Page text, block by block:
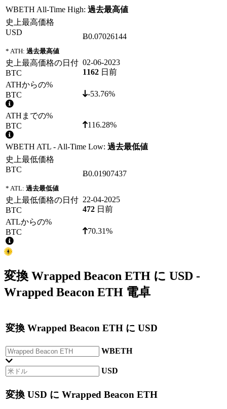
WBETH All-Time High: 過去最高値
史上最高価格
USD
* ATH: 過去最高値
Ƀ0.07026144
史上最高価格の日付
BTC
02-06-2023
1162 日前
ATHからの%
BTC
-53.76%
ATHまでの%
BTC
116.28%
WBETH ATL - All-Time Low: 過去最低値
史上最低価格
BTC
* ATL: 過去最低値
Ƀ0.01907437
史上最低価格の日付
BTC
22-04-2025
472 日前
ATLからの%
BTC
70.31%
変換 Wrapped Beacon ETH に USD -
Wrapped Beacon ETH 電卓
変換 Wrapped Beacon ETH に USD
WBETH
USD
変換 USD に Wrapped Beacon ETH